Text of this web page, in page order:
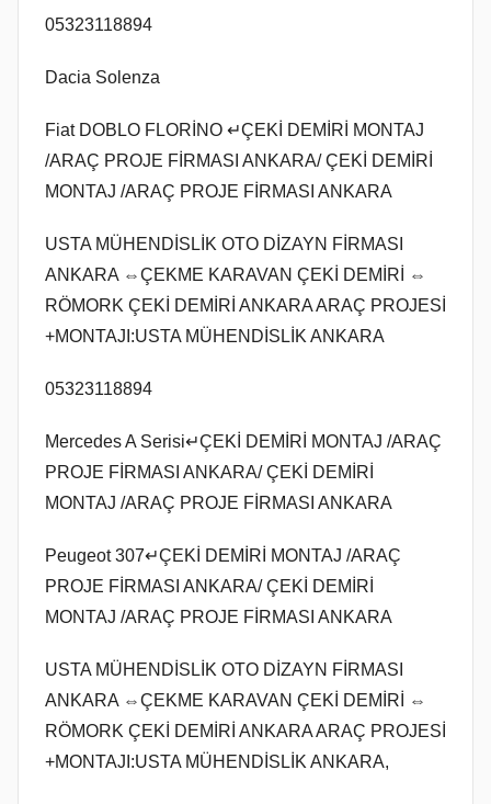
05323118894
Dacia Solenza
Fiat DOBLO FLORİNO ↵ÇEKİ DEMİRİ MONTAJ
/ARAÇ PROJE FİRMASI ANKARA/ ÇEKİ DEMİRİ
MONTAJ /ARAÇ PROJE FİRMASI ANKARA
USTA MÜHENDİSLİK OTO DİZAYN FİRMASI
ANKARA ⇔ÇEKME KARAVAN ÇEKİ DEMİRİ ⇔
RÖMORK ÇEKİ DEMİRİ ANKARA ARAÇ PROJESİ
+MONTAJI:USTA MÜHENDİSLİK ANKARA
05323118894
Mercedes A Serisi↵ÇEKİ DEMİRİ MONTAJ /ARAÇ
PROJE FİRMASI ANKARA/ ÇEKİ DEMİRİ
MONTAJ /ARAÇ PROJE FİRMASI ANKARA
Peugeot 307↵ÇEKİ DEMİRİ MONTAJ /ARAÇ
PROJE FİRMASI ANKARA/ ÇEKİ DEMİRİ
MONTAJ /ARAÇ PROJE FİRMASI ANKARA
USTA MÜHENDİSLİK OTO DİZAYN FİRMASI
ANKARA ⇔ÇEKME KARAVAN ÇEKİ DEMİRİ ⇔
RÖMORK ÇEKİ DEMİRİ ANKARA ARAÇ PROJESİ
+MONTAJI:USTA MÜHENDİSLİK ANKARA,